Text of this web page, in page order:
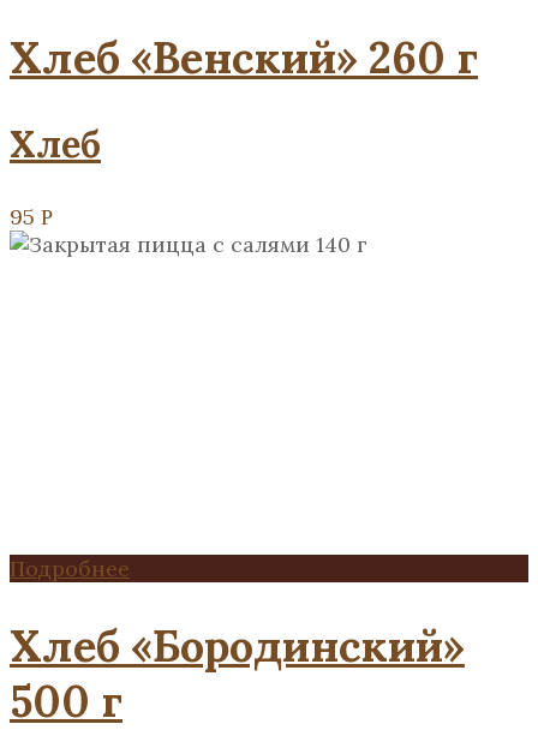
Хлеб «Венский» 260 г
Хлеб
95 Р
Подробнее
Хлеб «Бородинский»
500 г